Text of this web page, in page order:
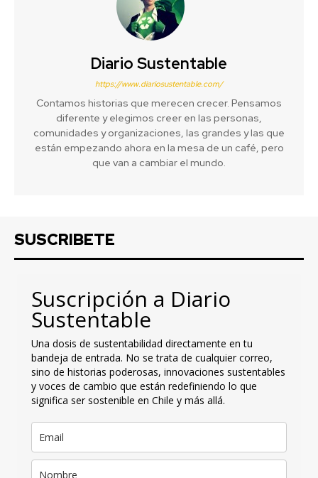
Diario Sustentable
https://www.diariosustentable.com/
Contamos historias que merecen crecer. Pensamos
diferente y elegimos creer en las personas,
comunidades y organizaciones, las grandes y las que
están empezando ahora en la mesa de un café, pero
que van a cambiar el mundo.
SUSCRIBETE
Suscripción a Diario
Sustentable
Una dosis de sustentabilidad directamente en tu
bandeja de entrada. No se trata de cualquier correo,
sino de historias poderosas, innovaciones sustentables
y voces de cambio que están redefiniendo lo que
significa ser sostenible en Chile y más allá.